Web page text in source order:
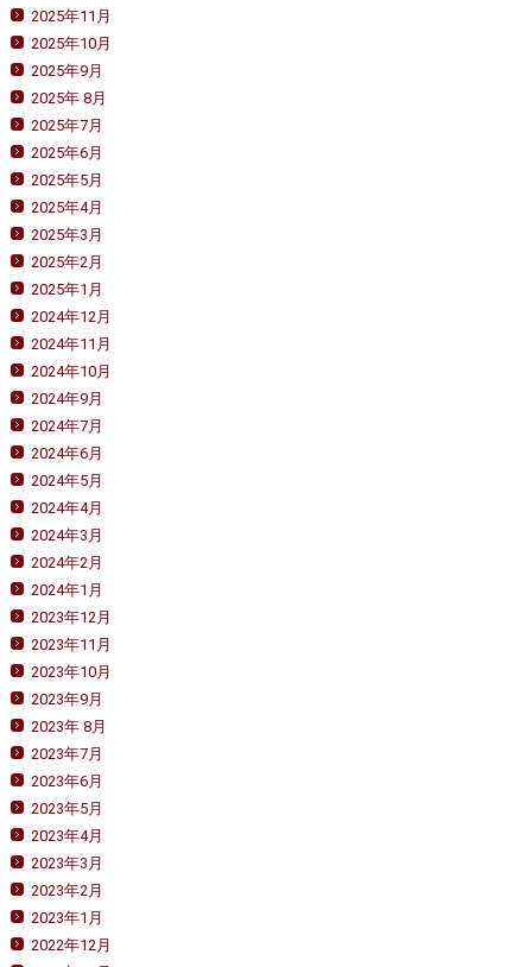
2025年11月
2025年10月
2025年9月
2025年 8月
2025年7月
2025年6月
2025年5月
2025年4月
2025年3月
2025年2月
2025年1月
2024年12月
2024年11月
2024年10月
2024年9月
2024年7月
2024年6月
2024年5月
2024年4月
2024年3月
2024年2月
2024年1月
2023年12月
2023年11月
2023年10月
2023年9月
2023年 8月
2023年7月
2023年6月
2023年5月
2023年4月
2023年3月
2023年2月
2023年1月
2022年12月